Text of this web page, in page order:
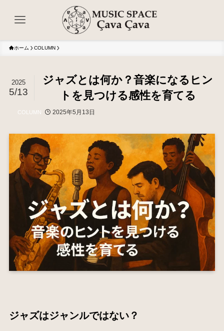
ホーム COLUMN
ジャズとは何か？音楽になるヒン
トを見つける感性を育てる
2025
5/13
COLUMN 2025年5月13日
ジャズはジャンルではない？